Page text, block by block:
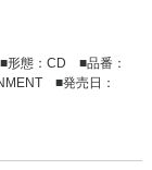
■形態：CD ■品番：
■発売日：